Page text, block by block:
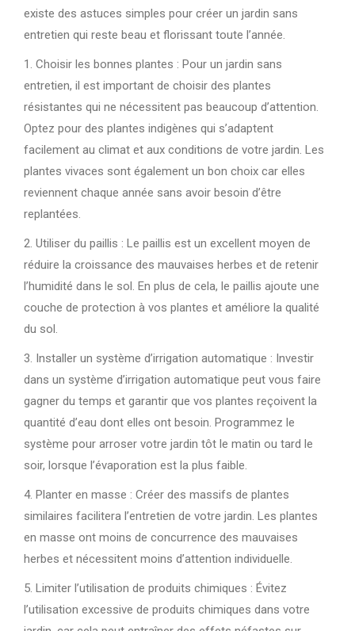
existe des astuces simples pour créer un jardin sans
entretien qui reste beau et florissant toute l’année.
1. Choisir les bonnes plantes : Pour un jardin sans
entretien, il est important de choisir des plantes
résistantes qui ne nécessitent pas beaucoup d’attention.
Optez pour des plantes indigènes qui s’adaptent
facilement au climat et aux conditions de votre jardin. Les
plantes vivaces sont également un bon choix car elles
reviennent chaque année sans avoir besoin d’être
replantées.
2. Utiliser du paillis : Le paillis est un excellent moyen de
réduire la croissance des mauvaises herbes et de retenir
l’humidité dans le sol. En plus de cela, le paillis ajoute une
couche de protection à vos plantes et améliore la qualité
du sol.
3. Installer un système d’irrigation automatique : Investir
dans un système d’irrigation automatique peut vous faire
gagner du temps et garantir que vos plantes reçoivent la
quantité d’eau dont elles ont besoin. Programmez le
système pour arroser votre jardin tôt le matin ou tard le
soir, lorsque l’évaporation est la plus faible.
4. Planter en masse : Créer des massifs de plantes
similaires facilitera l’entretien de votre jardin. Les plantes
en masse ont moins de concurrence des mauvaises
herbes et nécessitent moins d’attention individuelle.
5. Limiter l’utilisation de produits chimiques : Évitez
l’utilisation excessive de produits chimiques dans votre